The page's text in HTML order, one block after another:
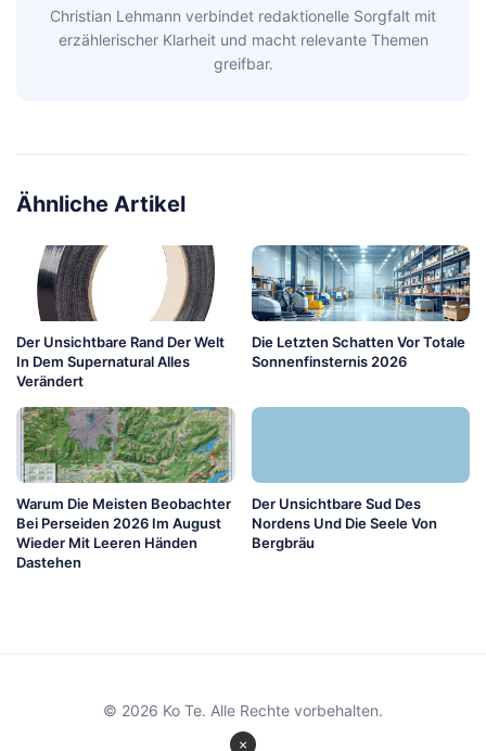
Christian Lehmann verbindet redaktionelle Sorgfalt mit
erzählerischer Klarheit und macht relevante Themen
greifbar.
Ähnliche Artikel
Der Unsichtbare Rand Der Welt
In Dem Supernatural Alles
Verändert
Die Letzten Schatten Vor Totale
Sonnenfinsternis 2026
Warum Die Meisten Beobachter
Bei Perseiden 2026 Im August
Wieder Mit Leeren Händen
Dastehen
Der Unsichtbare Sud Des
Nordens Und Die Seele Von
Bergbräu
×
© 2026 Ko Te. Alle Rechte vorbehalten.